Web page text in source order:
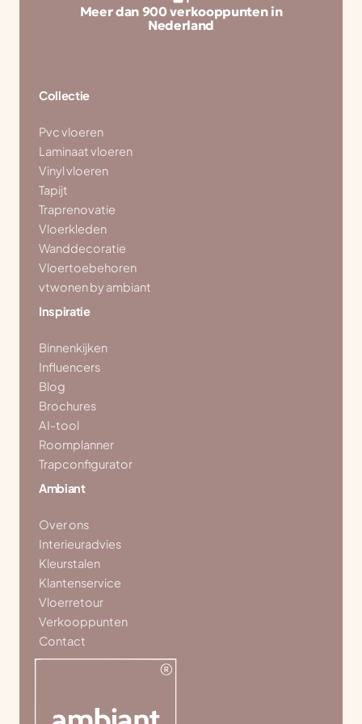
Meer dan 900 verkooppunten in
Nederland
Collectie
Pvc vloeren
Laminaat vloeren
Vinyl vloeren
Tapijt
Traprenovatie
Vloerkleden
Wanddecoratie
Vloertoebehoren
vtwonen by ambiant
Inspiratie
Binnenkijken
Influencers
Blog
Brochures
AI-tool
Roomplanner
Trapconfigurator
Ambiant
Over ons
Interieuradvies
Kleurstalen
Klantenservice
Vloerretour
Verkooppunten
Contact